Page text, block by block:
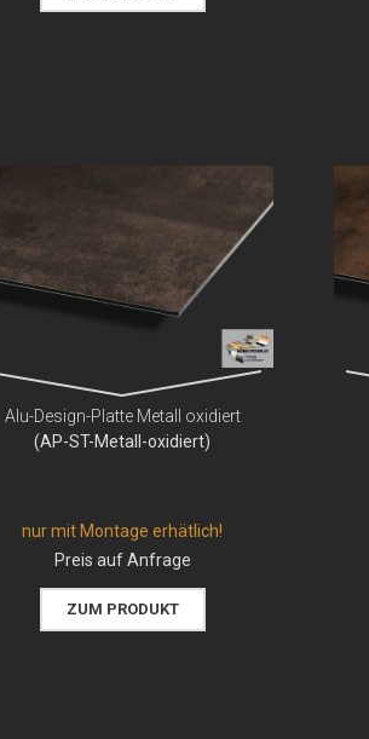
Alu-Design-Platte Metall oxidiert
(AP-ST-Metall-oxidiert)
nur mit Montage erhätlich!
Preis auf Anfrage
ZUM PRODUKT